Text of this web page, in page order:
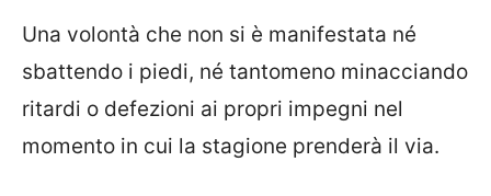
Una volontà che non si è manifestata né
sbattendo i piedi, né tantomeno minacciando
ritardi o defezioni ai propri impegni nel
momento in cui la stagione prenderà il via.